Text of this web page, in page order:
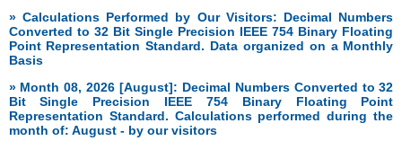
» Calculations Performed by Our Visitors: Decimal Numbers
Converted to 32 Bit Single Precision IEEE 754 Binary Floating
Point Representation Standard. Data organized on a Monthly
Basis
» Month 08, 2026 [August]: Decimal Numbers Converted to 32
Bit Single Precision IEEE 754 Binary Floating Point
Representation Standard. Calculations performed during the
month of: August - by our visitors